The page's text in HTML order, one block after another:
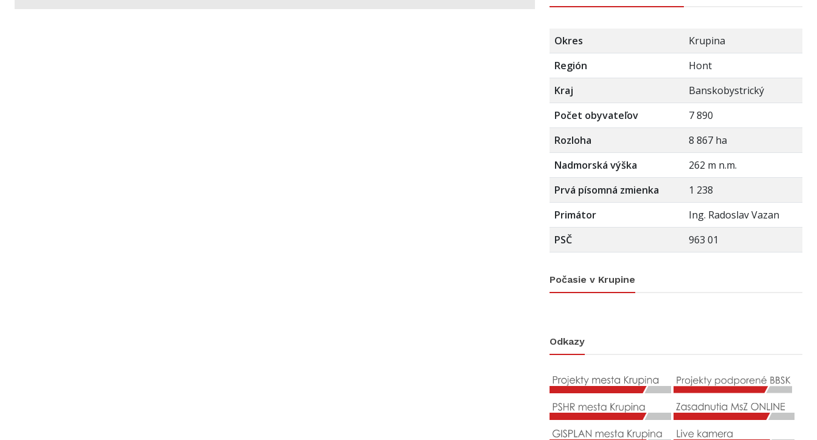
Okres
Krupina
Región
Hont
Kraj
Banskobystrický
Počet obyvateľov
7 890
Rozloha
8 867 ha
Nadmorská výška
262 m n.m.
Prvá písomná zmienka
1 238
Primátor
Ing. Radoslav Vazan
PSČ
963 01
Počasie v Krupine
Odkazy